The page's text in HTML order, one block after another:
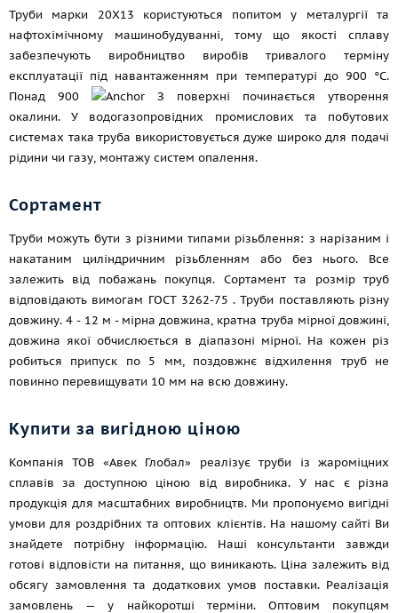
Труби марки 20Х13 користуються попитом у металургії та
нафтохімічному машинобудуванні, тому що якості сплаву
забезпечують виробництво виробів тривалого терміну
експлуатації під навантаженням при температурі до 900 °C.
Понад 900
З поверхні починається утворення
окалини. У водогазопровідних промислових та побутових
системах така труба використовується дуже широко для подачі
рідини чи газу, монтажу систем опалення.
Сортамент
Труби можуть бути з різними типами різьблення: з нарізаним і
накатаним циліндричним різьбленням або без нього. Все
залежить від побажань покупця. Сортамент та розмір труб
відповідають вимогам ГОСТ 3262-75 . Труби поставляють різну
довжину. 4 - 12 м - мірна довжина, кратна труба мірної довжині,
довжина якої обчислюється в діапазоні мірної. На кожен різ
робиться припуск по 5 мм, поздовжнє відхилення труб не
повинно перевищувати 10 мм на всю довжину.
Купити за вигідною ціною
Компанія ТОВ «Авек Глобал» реалізує труби із жароміцних
сплавів за доступною ціною від виробника. У нас є різна
продукція для масштабних виробництв. Ми пропонуємо вигідні
умови для роздрібних та оптових клієнтів. На нашому сайті Ви
знайдете потрібну інформацію. Наші консультанти завжди
готові відповісти на питання, що виникають. Ціна залежить від
обсягу замовлення та додаткових умов поставки. Реалізація
замовлень — у найкоротші терміни. Оптовим покупцям